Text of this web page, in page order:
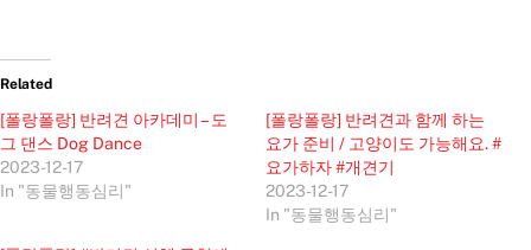
Related
[폴랑폴랑] 반려견 아카데미 – 도
그 댄스 Dog Dance
2023-12-17
In "동물행동심리"
[폴랑폴랑] 반려견과 함께 하는
요가 준비 / 고양이도 가능해요. #
요가하자 #개견기
2023-12-17
In "동물행동심리"